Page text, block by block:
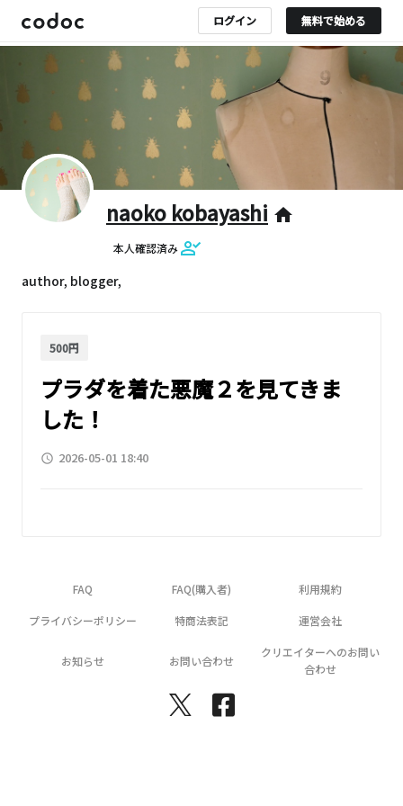
ログイン 無料で始める
naoko kobayashi home
本人確認済み
author, blogger,
500円
プラダを着た悪魔２を見てきま
した！
access_time 2026-05-01 18:40
FAQ FAQ(購入者) 利用規約
プライバシーポリシー 特商法表記 運営会社
お知らせ お問い合わせ
クリエイターへのお問い
合わせ